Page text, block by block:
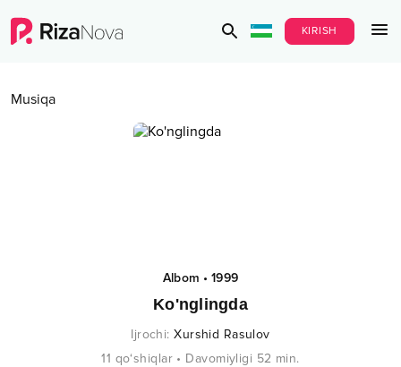
KIRISH
Musiqa
Albom •1999
Ko'nglingda
Ijrochi:Xurshid Rasulov
11 qo‘shiqlar • Davomiyligi 52 min.